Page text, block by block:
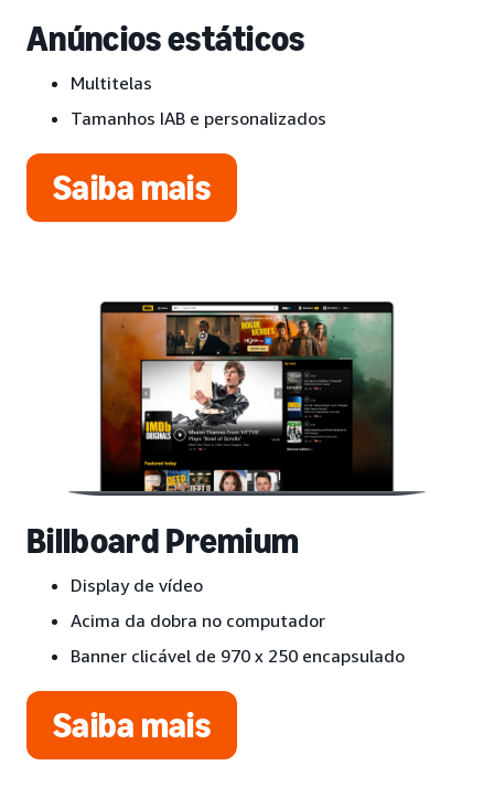
Anúncios estáticos
Multitelas
Tamanhos IAB e personalizados
Saiba mais
Billboard Premium
Display de vídeo
Acima da dobra no computador
Banner clicável de 970 x 250 encapsulado
Saiba mais